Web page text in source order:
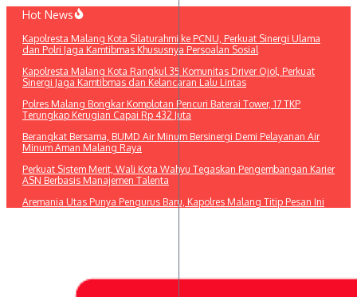
Lewati
konten
Hot News
Kapolresta Malang Kota Silaturahmi ke PCNU, Perkuat Sinergi Ulama
dan Polri Jaga Kamtibmas Khususnya Persoalan Sosial
Kapolresta Malang Kota Rangkul 35 Komunitas Driver Ojol, Perkuat
Sinergi Jaga Kamtibmas dan Kelancaran Lalu Lintas
Polres Malang Bongkar Komplotan Pencuri Baterai Tower, 17 TKP
Terungkap Kerugian Capai Rp 432 Juta
Berangkat Bersama, BUMD Air Minum Bersinergi Demi Pelayanan Air
Minum Aman Malang Raya
Perkuat Sistem Merit, Wali Kota Wahyu Tegaskan Pengembangan Karier
ASN Berbasis Manajemen Talenta
Aremania Utas Punya Pengurus Baru, Kapolres Malang Titip Pesan Ini